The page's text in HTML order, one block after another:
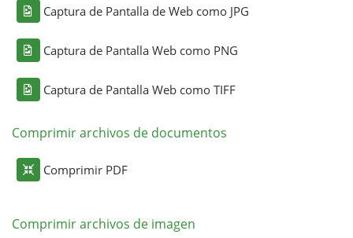
Captura de Pantalla de Web como JPG
Captura de Pantalla Web como PNG
Captura de Pantalla Web como TIFF
Comprimir archivos de documentos
Comprimir PDF
Comprimir archivos de imagen